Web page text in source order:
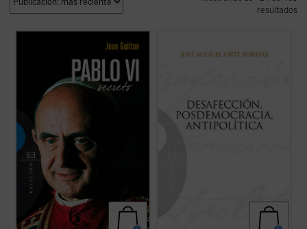
resultados
El presente libro, publicado originalmente
un año después de la muerte de Pablo VI,
recoge las notas tomadas por Jean Guitton
a lo largo de veintisiete años (1950-1977)
de encuentros con Montini, de quien fue
amigo, y quien le confió sus ...
(ver ficha)
dentro", las claves explicativas del gran